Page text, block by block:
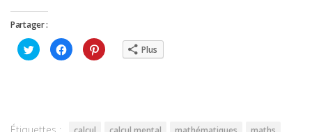
Partager :
Cliquez
pour
partager
Cliquez
pour
partager
Cliquez
pour Plus